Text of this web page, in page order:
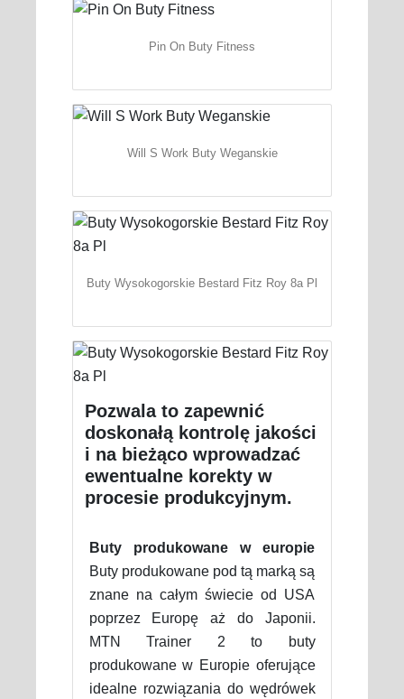
Pin On Buty Fitness
Will S Work Buty Weganskie
Buty Wysokogorskie Bestard Fitz Roy 8a Pl
Pozwala to zapewnić
doskonałą kontrolę jakości
i na bieżąco wprowadzać
ewentualne korekty w
procesie produkcyjnym.
Buty produkowane w europie
Buty produkowane pod tą marką są
znane na całym świecie od USA
poprzez Europę aż do Japonii.
MTN Trainer 2 to buty
produkowane w Europie oferujące
idealne rozwiązania do wędrówek